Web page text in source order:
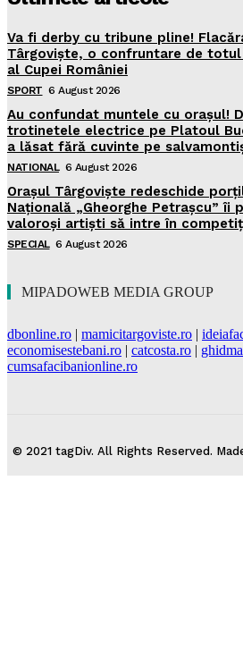
Va fi derby cu tribune pline!
Târgoviște, o confruntare de totul
al Cupei României
SPORT 6 August 2026
Au confundat muntele cu orașul!
trotinetele electrice pe Platoul
a lăsat fără cuvinte pe
NATIONAL 6 August 2026
Orașul Târgoviște redeschide
Națională „Gheorghe Petrașcu” îi
valoroși artiști să intre în
SPECIAL 6 August 2026
MIPADOWEB MEDIA GROUP
dbonline.ro | mamicitargoviste.ro |
economisestebani.ro | catcosta.ro |
cumsafacibanionline.ro
© 2021 tagDiv. All Rights Reserved.